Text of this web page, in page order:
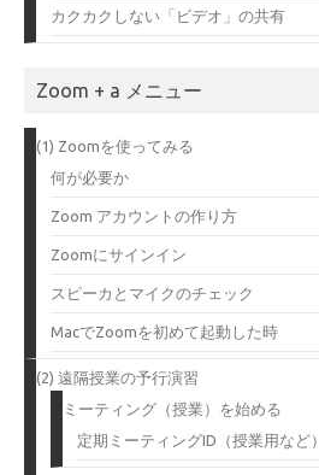
カクカクしない「ビデオ」の共有
Zoom + a メニュー
(1) Zoomを使ってみる
何が必要か
Zoom アカウントの作り方
Zoomにサインイン
スピーカとマイクのチェック
MacでZoomを初めて起動した時
(2) 遠隔授業の予行演習
ミーティング（授業）を始める
定期ミーティングID（授業用など）